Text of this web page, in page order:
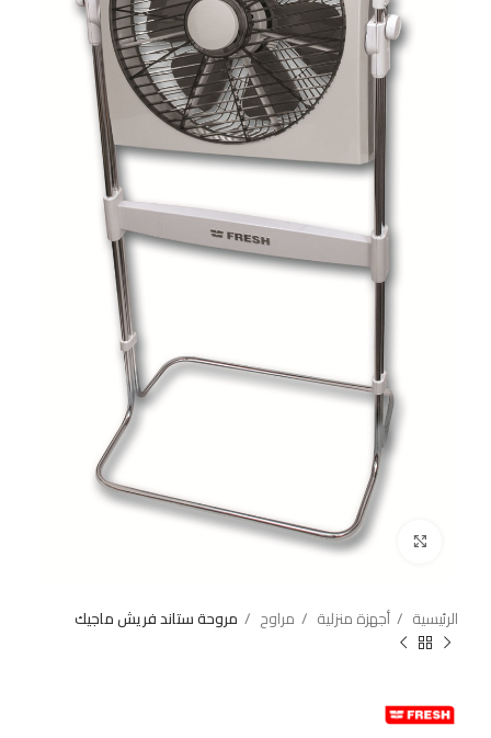
Click to enlarge
الرئيسية أجهزة منزلية مراوح مروحة ستاند فريش ماجيك